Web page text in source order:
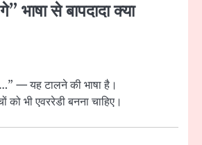
भाषा से बापदादा क्या
— यह टालने की भाषा है।
को भी एवररेडी बनना चाहिए।